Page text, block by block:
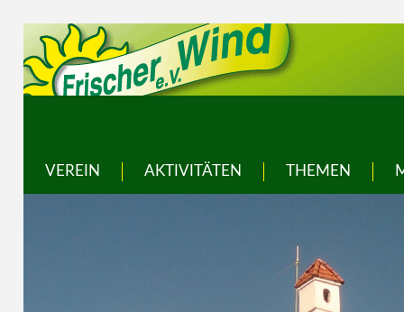
VEREIN AKTIVITÄTEN THEMEN